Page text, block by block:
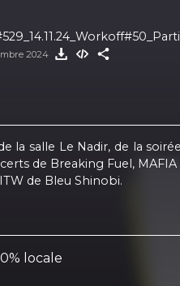
2024
salle Le Nadir, de la
de Breaking Fuel,
de Bleu Shinobi.
locale